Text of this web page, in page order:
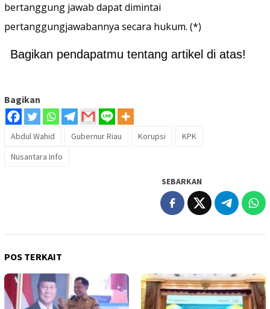
bertanggung jawab dapat dimintai
pertanggungjawabannya secara hukum. (*)
Bagikan pendapatmu tentang artikel di atas!
Bagikan
Abdul Wahid Gubernur Riau Korupsi
KPK
Nusantara Info
SEBARKAN
POS TERKAIT